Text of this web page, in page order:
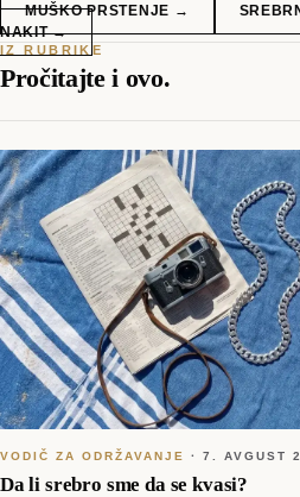
MUŠKO PRSTENJE →
NAKIT→
IZ RUBRIKE
Pročitajte i ovo.
VODIČ ZA ODRŽAVANJE · 7. AVGUST
Da li srebro sme da se kvasi?